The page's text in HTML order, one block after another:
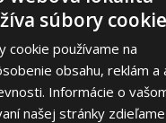
súbory
cookie používame na
obsahu, reklám a
Informácie o
našej stránky